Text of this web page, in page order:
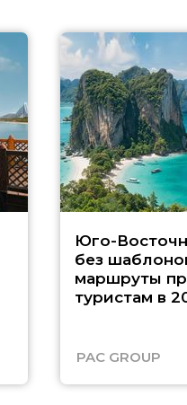
Юго-
без
маршруты
туристам в
PAC GROUP